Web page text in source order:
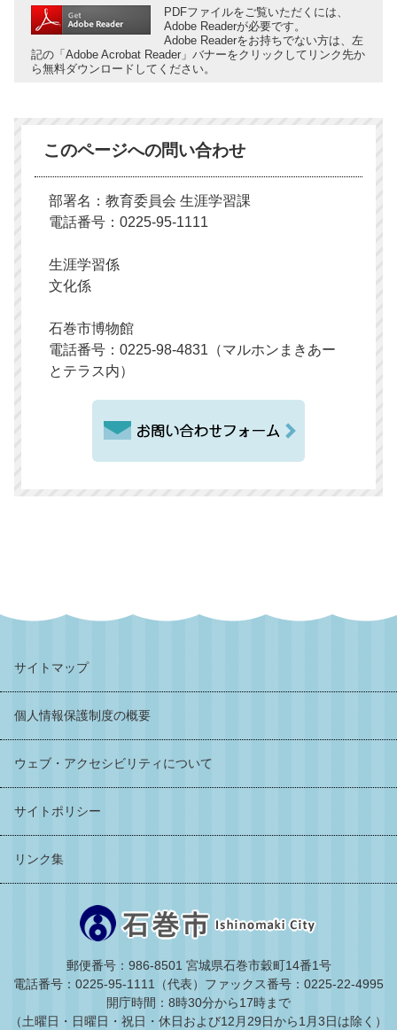
PDFファイルをご覧いただくには、
Adobe Readerが必要です。
Adobe Readerをお持ちでない方は、左
記の「Adobe Acrobat Reader」バナーをクリックしてリンク先か
ら無料ダウンロードしてください。
このページへの問い合わせ
部署名：教育委員会 生涯学習課
電話番号：0225-95-1111
生涯学習係
文化係
石巻市博物館
電話番号：0225-98-4831（マルホンまきあー
とテラス内）
サイトマップ
個人情報保護制度の概要
ウェブ・アクセシビリティについて
サイトポリシー
リンク集
郵便番号：986-8501 宮城県石巻市穀町14番1号
電話番号：0225-95-1111（代表） ファックス番号：0225-22-4995
開庁時間：8時30分から17時まで
（土曜日・日曜日・祝日・休日および12月29日から1月3日は除く）